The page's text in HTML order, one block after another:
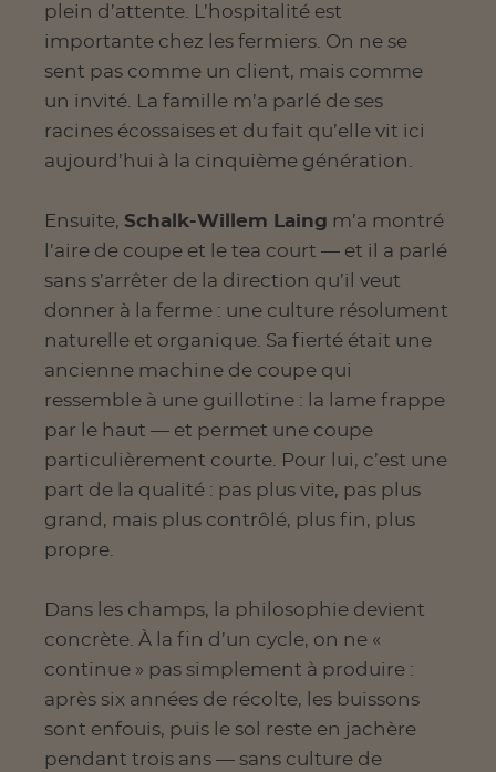
plein d’attente. L’hospitalité est
importante chez les fermiers. On ne se
sent pas comme un client, mais comme
un invité. La famille m’a parlé de ses
racines écossaises et du fait qu’elle vit ici
aujourd’hui à la cinquième génération.
Ensuite, Schalk-Willem Laing m’a montré
l’aire de coupe et le tea court — et il a parlé
sans s’arrêter de la direction qu’il veut
donner à la ferme : une culture résolument
naturelle et organique. Sa fierté était une
ancienne machine de coupe qui
ressemble à une guillotine : la lame frappe
par le haut — et permet une coupe
particulièrement courte. Pour lui, c’est une
part de la qualité : pas plus vite, pas plus
grand, mais plus contrôlé, plus fin, plus
propre.
Dans les champs, la philosophie devient
concrète. À la fin d’un cycle, on ne «
continue » pas simplement à produire :
après six années de récolte, les buissons
sont enfouis, puis le sol reste en jachère
pendant trois ans — sans culture de